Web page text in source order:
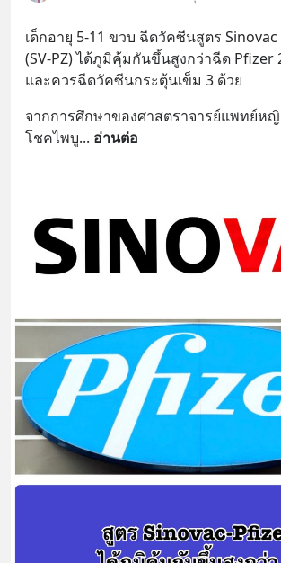
เด็กอายุ 5-11 ขวบ ฉีดวัคซีนสูตร
(SV-PZ) ได้ภูมิคุ้มกันขึ้นสูงกว่าฉีด Pfizer
และควรฉีดวัคซีนกระตุ้นเข็ม 3 ด้วย
จากการศึกษาของศาสตราจารย์แพทย์ห
โชคไพบู... อ่านต่อ